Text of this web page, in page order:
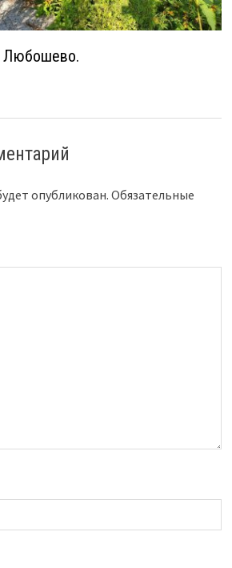
Любошево.
опубликован. Обязательные